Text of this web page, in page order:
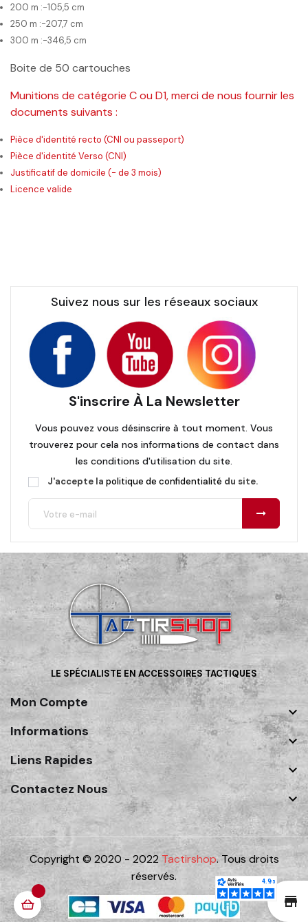
200 m :-105,5 cm
250 m :-207,7 cm
300 m :-346,5 cm
Boite de 50 cartouches
Munitions de catégorie C ou D1, merci de nous fournir les
documents suivants :
Pièce d'identité recto (CNI ou passeport)
Pièce d'identité Verso (CNI)
Justificatif de domicile (- de 3 mois)
Licence valide
Suivez nous sur les réseaux sociaux
S'inscrire À La Newsletter
Vous pouvez vous désinscrire à tout moment. Vous
trouverez pour cela nos informations de contact dans
les conditions d'utilisation du site.
J'accepte la politique de confidentialité du site.
LE SPÉCIALISTE EN ACCESSOIRES TACTIQUES
Mon Compte

Informations

Liens Rapides

Contactez Nous

Copyright © 2020 - 2022Tactirshop. Tous droits
réservés.